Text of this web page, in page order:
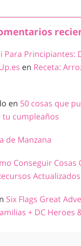
Para Principiantes:
en Receta:
en 50 cosas que
tu cumpleaños
de Manzana
Conseguir Cosas
Actualizados
Six Flags Great
+ DC Heroes